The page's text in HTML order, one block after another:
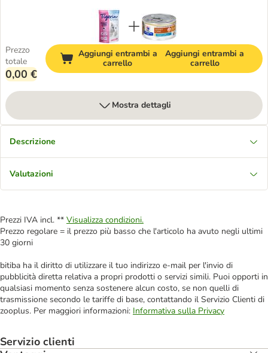
Prezzo
totale
0,00 €
Aggiungi entrambi a
carrello
Aggiungi entrambi a
carrello
Mostra dettagli
Descrizione
Valutazioni
Prezzi IVA incl. ** Visualizza condizioni.
Prezzo regolare = il prezzo più basso che l'articolo ha avuto negli ultimi
30 giorni
bitiba ha il diritto di utilizzare il tuo indirizzo e-mail per l'invio di
pubblicità diretta relativa a propri prodotti o servizi simili. Puoi opporti in
qualsiasi momento senza sostenere alcun costo, se non quelli di
trasmissione secondo le tariffe di base, contattando il Servizio Clienti di
zooplus. Per maggiori informazioni: Informativa sulla Privacy
Servizio clienti